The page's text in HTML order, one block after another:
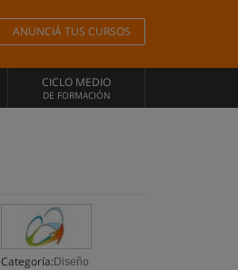
ANUNCIÁ TUS CURSOS
CICLO MEDIO
DE FORMACIÓN
Categoría: Diseño